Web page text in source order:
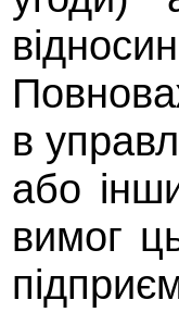
в
або
вимог